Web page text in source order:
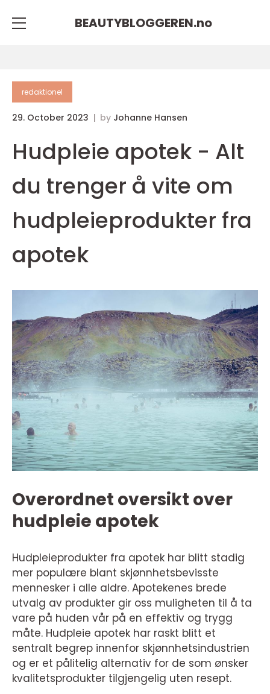
BEAUTYBLOGGEREN.no
redaktionel
29. October 2023 by Johanne Hansen
Hudpleie apotek - Alt
du trenger å vite om
hudpleieprodukter fra
apotek
Overordnet oversikt over
hudpleie apotek
Hudpleieprodukter fra apotek har blitt stadig
mer populære blant skjønnhetsbevisste
mennesker i alle aldre. Apotekenes brede
utvalg av produkter gir oss muligheten til å ta
vare på huden vår på en effektiv og trygg
måte. Hudpleie apotek har raskt blitt et
sentralt begrep innenfor skjønnhetsindustrien
og er et pålitelig alternativ for de som ønsker
kvalitetsprodukter tilgjengelig uten resept.